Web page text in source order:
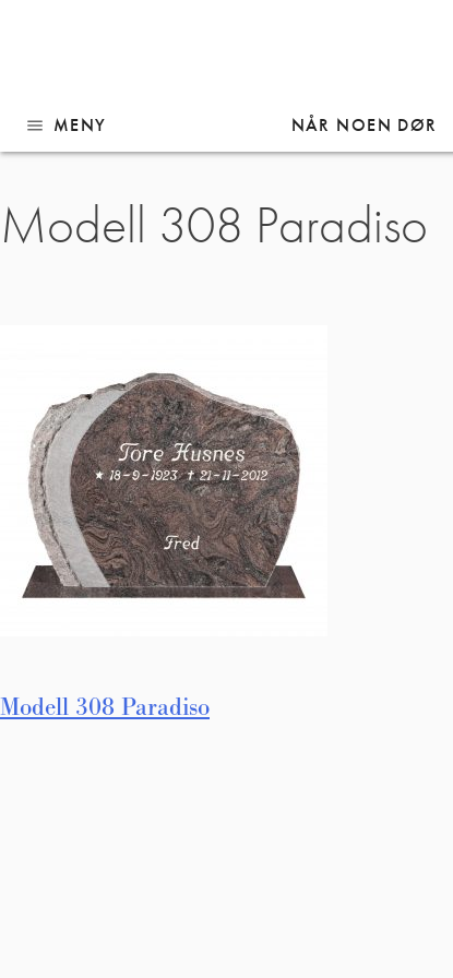
menu MENY NÅR NOEN DØR
til
innhold
Modell 308 Paradiso
Innleggsnavigasjon
Modell 308 Paradiso